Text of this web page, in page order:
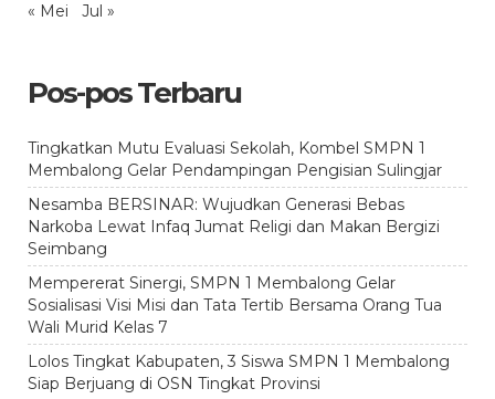
« Mei Jul »
Pos-pos Terbaru
Tingkatkan Mutu Evaluasi Sekolah, Kombel SMPN 1
Membalong Gelar Pendampingan Pengisian Sulingjar
Nesamba BERSINAR: Wujudkan Generasi Bebas
Narkoba Lewat Infaq Jumat Religi dan Makan Bergizi
Seimbang
Mempererat Sinergi, SMPN 1 Membalong Gelar
Sosialisasi Visi Misi dan Tata Tertib Bersama Orang Tua
Wali Murid Kelas 7
Lolos Tingkat Kabupaten, 3 Siswa SMPN 1 Membalong
Siap Berjuang di OSN Tingkat Provinsi